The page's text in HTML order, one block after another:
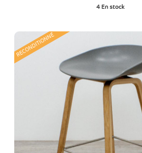
4En stock
RECONDITIONNÉ